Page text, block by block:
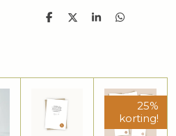
D
D
S
D
25%
korting!